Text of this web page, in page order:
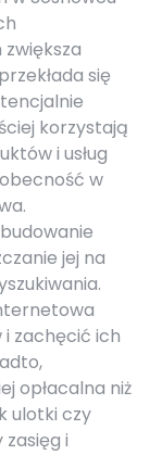
się
korzystają
i usług
w
jej na
zachęcić ich
opłacalna niż
ulotki czy
i